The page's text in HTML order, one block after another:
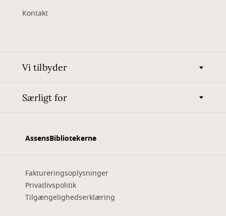
Kontakt
Vi tilbyder
Særligt for
AssensBibliotekerne
Faktureringsoplysninger
Privatlivspolitik
Tilgængelighedserklæring